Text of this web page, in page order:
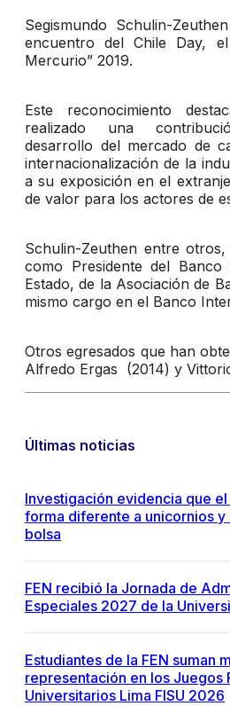
Segismundo Schulin-
encuentro del Chile Day,
Mercurio” 2019.
Este reconocimiento
realizado una
desarrollo del mercado de
internacionalización de la
a su exposición en el
de valor para los actores de
Schulin-Zeuthen entre
como Presidente del
Estado, de la Asociación de
mismo cargo en el Banco
Otros egresados que han
Alfredo Ergas (2014) y
Últimas noticias
Investigación evidencia que
forma diferente a unicornios y
bolsa
FEN recibió la Jornada de
Especiales 2027 de la
Estudiantes de la FEN suman
representación en los Juegos
Universitarios Lima FISU 2026